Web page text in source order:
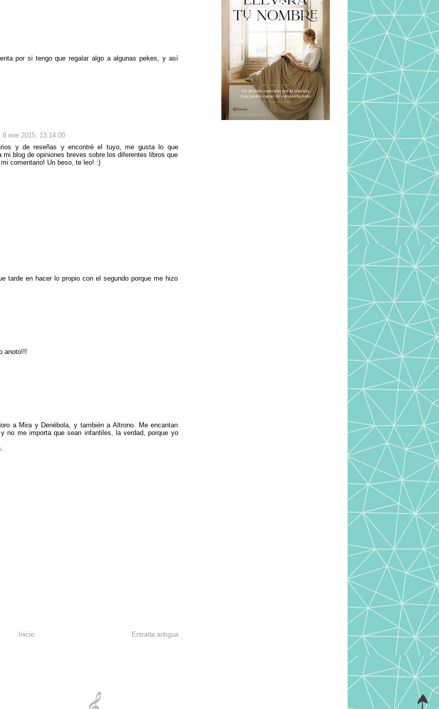
por si tengo que regalar algo a algunas pekes, y así
8 ene 2015, 13:14:00
y de reseñas y encontré el tuyo, me gusta lo que
blog de opiniones breves sobre los diferentes libros que
comentario! Un beso, te leo! :)
tarde en hacer lo propio con el segundo porque me hizo
anoto!!!
a Mira y Denébola, y también a Altrono. Me encantan
no me importa que sean infantiles, la verdad, porque yo
Entrada antigua
Inicio